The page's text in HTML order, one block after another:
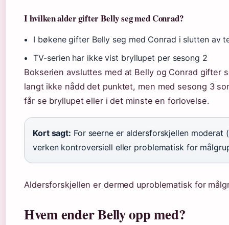
I hvilken alder gifter Belly seg med Conrad?
I bøkene gifter Belly seg med Conrad i slutten av
TV-serien har ikke vist bryllupet per sesong 2
Bokserien avsluttes med at Belly og Conrad gifter
langt ikke nådd det punktet, men med sesong 3
får se bryllupet eller i det minste en forlovelse.
Kort sagt: For seerne er aldersforskjellen
verken kontroversiell eller problematisk for
Aldersforskjellen er dermed uproblematisk for
Hvem ender Belly opp med?